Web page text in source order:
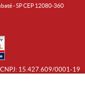
- SP CEP 12080-360
CNPJ: 15.427.609/0001-19